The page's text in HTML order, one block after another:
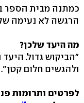
כמתנה מבית הספר
הרגשה לא נעימה
מה היעד שלכן?
"הביקוש גדול.
ולהגשים חלום קטן".
לפרטים ותרומות